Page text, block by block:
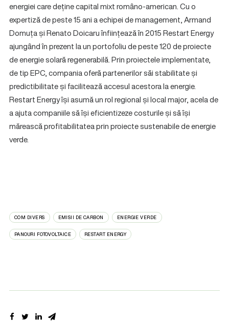
energiei care deține capital mixt româno-american. Cu o
expertiză de peste 15 ani a echipei de management, Armand
Domuța și Renato Doicaru înființează în 2015 Restart Energy
ajungând în prezent la un portofoliu de peste 120 de proiecte
de energie solară regenerabilă. Prin proiectele implementate,
de tip EPC, compania oferă partenerilor săi stabilitate și
predictibilitate și facilitează accesul acestora la energie.
Restart Energy își asumă un rol regional și local major, acela de
a ajuta companiile să își eficientizeze costurile și să își
mărească profitabilitatea prin proiecte sustenabile de energie
verde.
COM DIVERS EMISII DE CARBON ENERGIE VERDE
PANOURI FOTOVOLTAICE RESTART ENERGY